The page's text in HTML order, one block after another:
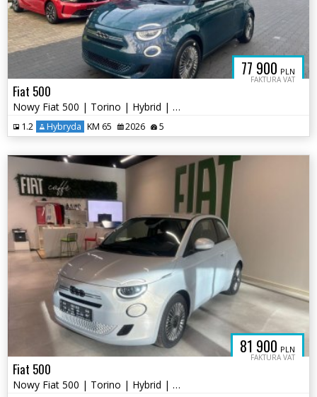
77 900 PLN
FAKTURA VAT
Fiat 500
Nowy Fiat 500 | Torino | Hybrid | 65KM | Metalik
1.2 Hybryda KM 65 2026 5
81 900 PLN
FAKTURA VAT
Fiat 500
Nowy Fiat 500 | Torino | Hybrid | 65KM | Od dealera RiA